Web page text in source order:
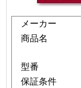
メーカー
商品名
型番
保証条件